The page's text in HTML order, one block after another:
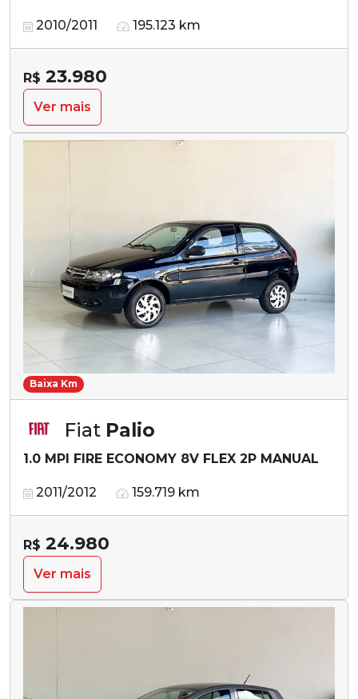
2010/2011 195.123 km
R$ 23.980
Ver mais
Baixa Km
Fiat Palio
1.0 MPI FIRE ECONOMY 8V FLEX 2P MANUAL
2011/2012 159.719 km
R$ 24.980
Ver mais